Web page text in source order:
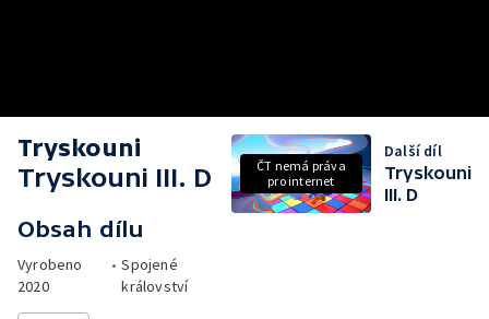
Tryskouni
Tryskouni III. D
Obsah dílu
Vyrobeno
2020
• Spojené
království
ČT nemá práva
pro internet
Další díl
Tryskouni
III. D